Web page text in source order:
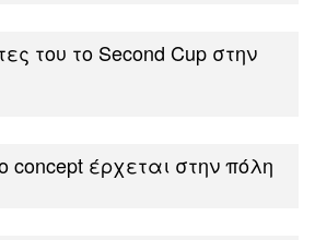
του το Second Cup στην
concept έρχεται στην πόλη